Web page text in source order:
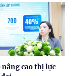
nâng cao thị lực